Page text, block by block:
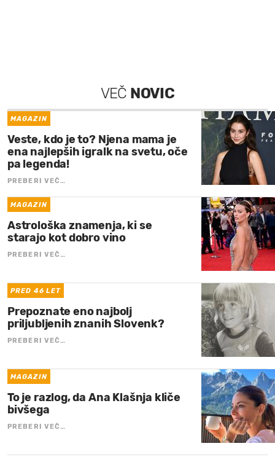
VEČ NOVIC
MAGAZIN
Veste, kdo je to? Njena mama je
ena najlepših igralk na svetu, oče
pa legenda!
PREBERI VEČ…
MAGAZIN
Astrološka znamenja, ki se
starajo kot dobro vino
PREBERI VEČ…
PRED 46 LET
Prepoznate eno najbolj
priljubljenih znanih Slovenk?
PREBERI VEČ…
MAGAZIN
To je razlog, da Ana Klašnja kliče
bivšega
PREBERI VEČ…